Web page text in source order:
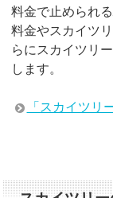
料金で止められ
料金やスカイツ
らにスカイツリ
します。
「スカイツリ